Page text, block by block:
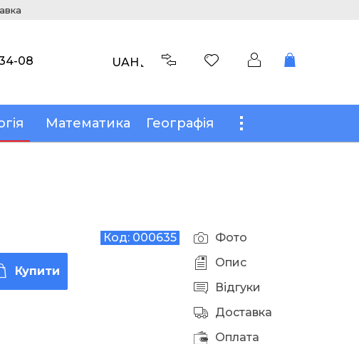
08 UAH
Математика Географія
Фото
Опис
Відгуки
Доставка
Оплата
Код: 000635
Купити